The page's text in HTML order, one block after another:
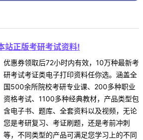
站正版考研考试资料!
优惠券领取后72小时内有效，10万种最新考
研考试考证类电子打印资料任你选。涵盖全
国500余所院校考研专业课、200多种职业
资格考试、1100多种经典教材，产品类型包
含电子书、题库、全套资料以及视频，无论
您是考研复习、考证刷题，还是考前冲刺
等，不同类型的产品可满足您学习上的不同